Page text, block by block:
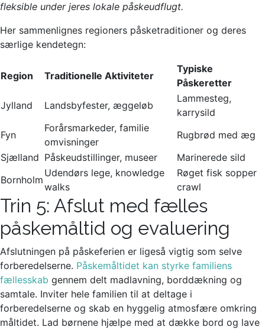
fleksible under jeres lokale påskeudflugt.
Her sammenlignes regioners påsketraditioner og deres
særlige kendetegn:
Region Traditionelle Aktiviteter
Typiske
Påskeretter
Jylland
Landsbyfester, æggeløb
Lammesteg,
karrysild
Fyn
Forårsmarkeder, familie
omvisninger
Rugbrød med æg
Sjælland Påskeudstillinger, museer
Marinerede sild
Bornholm
Udendørs lege, knowledge
walks
Røget fisk sopper
crawl
Trin 5: Afslut med fælles
påskemåltid og evaluering
Afslutningen på påskeferien er ligeså vigtig som selve
forberedelserne. Påskemåltidet kan styrke familiens
fællesskab gennem delt madlavning, borddækning og
samtale. Inviter hele familien til at deltage i
forberedelserne og skab en hyggelig atmosfære omkring
måltidet. Lad børnene hjælpe med at dække bord og lave